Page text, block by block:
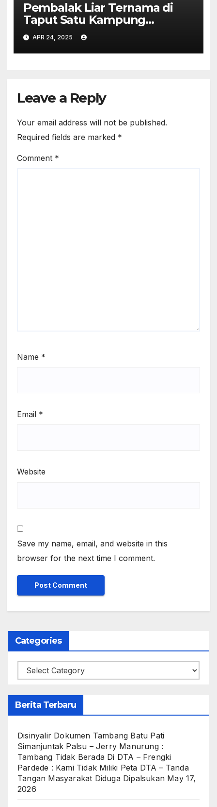
Pembalak Liar Ternama di
Taput Satu Kampung
Dengan Delima KSPPM –
Hutan Garoga dan
Pangaribuan Taput ‘Hancur’
APR 24, 2025
Leave a Reply
Your email address will not be published.
Required fields are marked *
Comment *
Name *
Email *
Website
Save my name, email, and website in this
browser for the next time I comment.
Categories
Categories
Berita Terbaru
Disinyalir Dokumen Tambang Batu Pati
Simanjuntak Palsu – Jerry Manurung :
Tambang Tidak Berada Di DTA – Frengki
Pardede : Kami Tidak Miliki Peta DTA – Tanda
Tangan Masyarakat Diduga Dipalsukan May 17,
2026